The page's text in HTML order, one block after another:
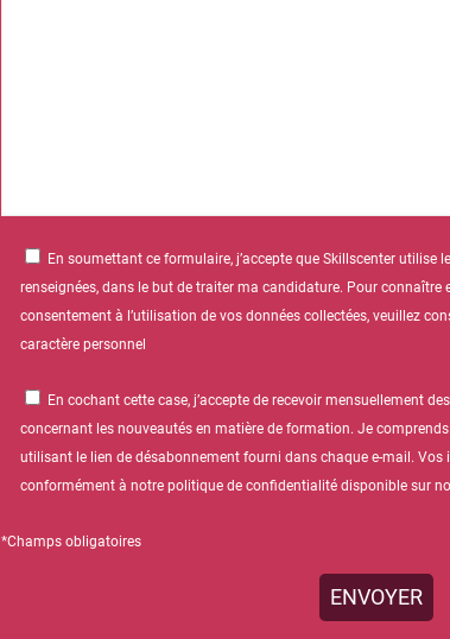
En soumettant ce formulaire, j’accepte que Skillscenter utilise
renseignées, dans le but de traiter ma candidature. Pour
consentement à l’utilisation de vos données collectées, veuillez
caractère personnel
En cochant cette case, j’accepte de recevoir mensuellement
concernant les nouveautés en matière de formation. Je
utilisant le lien de désabonnement fourni dans chaque e-mail.
conformément à notre politique de confidentialité disponible sur
*Champs obligatoires